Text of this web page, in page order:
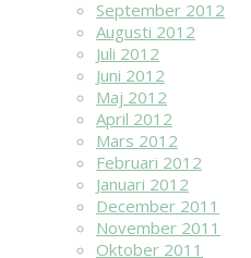
September 2012
Augusti 2012
Juli 2012
Juni 2012
Maj 2012
April 2012
Mars 2012
Februari 2012
Januari 2012
December 2011
November 2011
Oktober 2011